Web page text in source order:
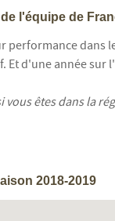
l'équipe de
d'une année
êtes dans la
2018-2019